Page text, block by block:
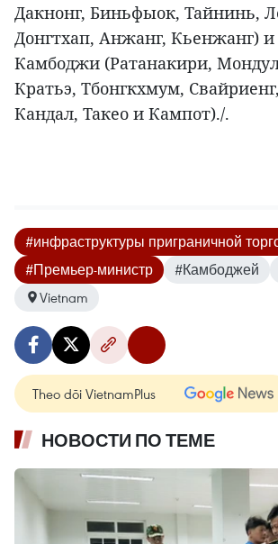
Дакнонг, Биньфыок, Тайнинь,
Донгтхап, Анжанг, Кьенжанг)
Камбоджи (Ратанакири,
Кратьэ, Тбонгкхмум,
Кандал, Такео и Кампот)./.
#инфраструктуры приграничной
#Премьер-министр
#Камбоджей
Vietnam
Theo dõi VietnamPlus
НОВОСТИ ПО ТЕМЕ